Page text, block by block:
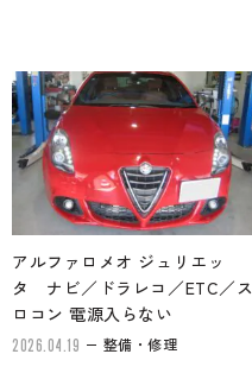
アルファロメオ ジュリエッ
タ ナビ／ドラレコ／ETC／ス
ロコン 電源入らない
2026.04.19 整備・修理